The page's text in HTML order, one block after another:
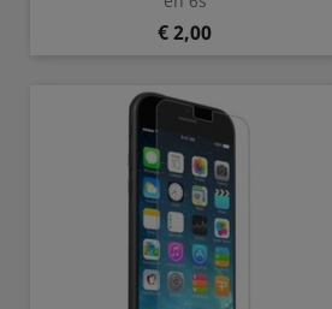
Prijs
€ 2,00